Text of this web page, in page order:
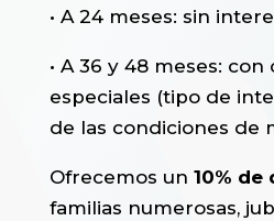
• A 24 meses: sin
• A 36 y 48 meses:
especiales (tipo de
de las condiciones de
Ofrecemos un 10% de
familias numerosas,